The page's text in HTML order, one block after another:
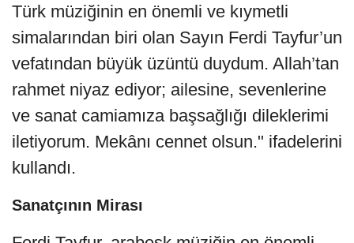
Türk müziğinin en önemli ve kıymetli
simalarından biri olan Sayın Ferdi Tayfur’un
vefatından büyük üzüntü duydum. Allah’tan
rahmet niyaz ediyor; ailesine, sevenlerine
ve sanat camiamıza başsağlığı dileklerimi
iletiyorum. Mekânı cennet olsun." ifadelerini
kullandı.
Sanatçının Mirası